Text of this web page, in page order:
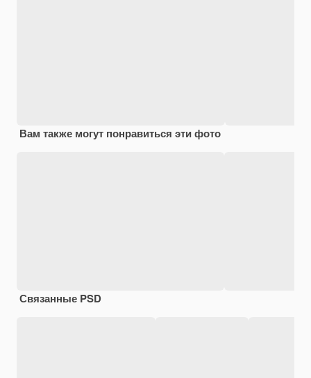
Вам также могут понравиться эти фото
Связанные PSD